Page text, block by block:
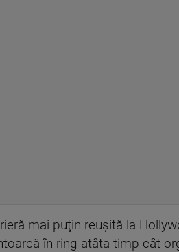
mai puţin reuşită la
în ring atâta timp cât